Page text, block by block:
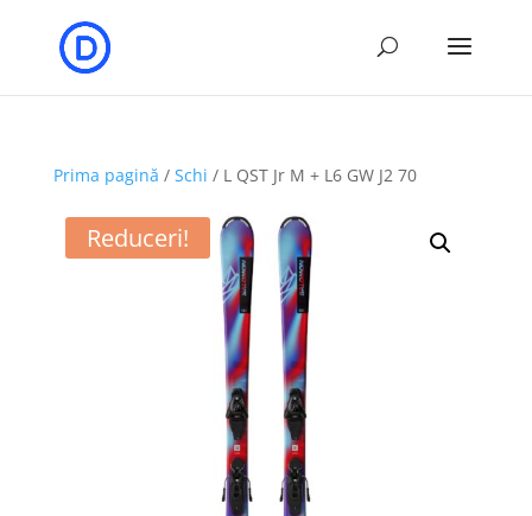
Prima pagină / Schi / L QST Jr M + L6 GW J2 70
Reduceri!